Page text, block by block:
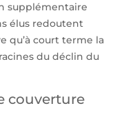
supplémentaire
élus redoutent
qu’à court terme la
du déclin du
couverture